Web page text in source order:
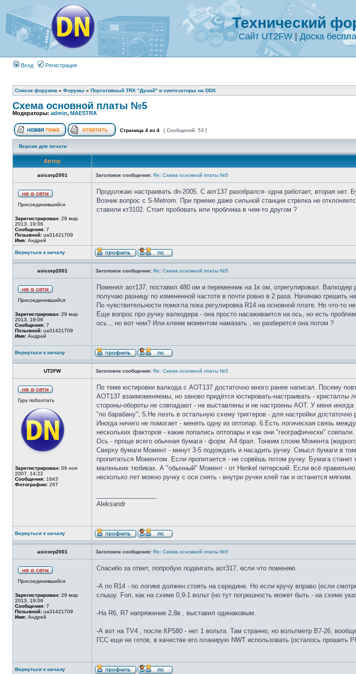
Технический
Сайт UT2FW| Доска
Вход Регистрация
Список форумов » Форумы » Портативный TRX "Дунай" и синтезаторы на DDS
Cхема основной платы №5
Модераторы: admin, MAESTRA
Страница 4 из 4 [ Сообщений: 53 ]
Версия для печати
Автор
asicorp2001 Заголовок сообщения: Re: Cхема основной платы №5
Присоединившийся
Зарегистрирован: 29 мар
2013, 19:06
Сообщения: 7
Позывной: ua31421709
Имя: Андрей
Продолжаю настраивать dn-2005. С аот137 разобрался- одна работает, вторая нет.
Возник вопрос с S-Metrom. При приеме даже сильной станции стрелка не
ставили кт3102. Стоит пробовать или проблема в чем-то другом ?
Вернуться к началу
asicorp2001 Заголовок сообщения: Re: Cхема основной платы №5
Присоединившийся
Зарегистрирован: 29 мар
2013, 19:06
Сообщения: 7
Позывной: ua31421709
Имя: Андрей
Поменял аот137, поставил 480 ом и переменник на 1к ом, отрегулировал.
получаю разницу по измененной частоте в почти ровно в 2 раза. Начинаю грешить
По чувствительности помогла пока регулировка R14 на основной плате. Но что-то
Еще вопрос про ручку валкодера - она просто насаживается на ось, но есть
ось... но вот чем? Или клеем моментом намазать , но разберется она потом ?
Вернуться к началу
UT2FW Заголовок сообщения: Re: Cхема основной платы №5
Гуру поболтать
Зарегистрирован: 09 ноя
2007, 14:22
Сообщения: 1643
Фотографии: 267
По теме юстировки валкода с АОТ137 достаточно много ранее написал. Посему
АОТ137 взаимоменяемы, но заново придётся юстировать-настраивать -
стороны-обороты не совпадают - не выставлены и не настроены АОТ. У меня
"по барабану"; 5.Не лезть в остальную схему триггеров - для настройки
Иногда ничего не помогает - менять одну из оптопар. 6.Есть логическая связь
нескольких факторов - какие попались оптопары и как они "географически" совпали.
Ось - проще всего обычная бумага - форм. А4 брал. Тонким слоем Момента
Сверху бумаги Момент - минут 3-5 подождать и насадить ручку. Смысл бумаги в
пропитаться Моментом. Если пропитается - не сорвёшь потом ручку. Бумага
маленьких тюбиках. А "обычный" Момент - от Henkel питерский. Если всё
несколько лет можно ручку с оси снять - внутри ручки клей так и останется мягким.
Aleksandr
Вернуться к началу
asicorp2001 Заголовок сообщения: Re: Cхема основной платы №5
Присоединившийся
Зарегистрирован: 29 мар
2013, 19:06
Сообщения: 7
Позывной: ua31421709
Имя: Андрей
Спасибо за ответ, попробую подвигать аот317, если что поменяю.
-А по R14 - по логике должен стоять на середине. Но если кручу вправо (если
слышу. Fоп, как на схеме 0,9-1 вольт (но тут погрешность может быть - на схеме
-На R6, R7 напряжение 2,8в , выставил одинаковым.
-А вот на TV4 , после КР580 - нет 1 вольта. Там странно, но вольтметр В7-26,
ГСС еще не готов, в качестве его планирую NWT использовать (осталось прошить
Вернуться к началу